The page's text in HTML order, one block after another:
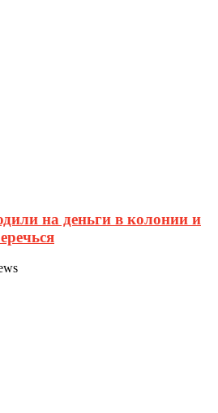
на деньги в колонии и